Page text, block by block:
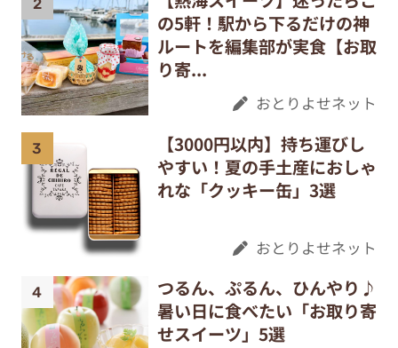
の5軒！駅から下るだけの神
ルートを編集部が実食【お取
り寄...
おとりよせネット
【3000円以内】持ち運びし
やすい！夏の手土産におしゃ
れな「クッキー缶」3選
おとりよせネット
つるん、ぷるん、ひんやり♪
暑い日に食べたい「お取り寄
せスイーツ」5選